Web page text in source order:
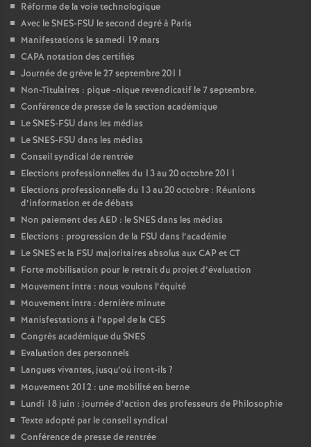
Réforme de la voie technologique
Avec le SNES-FSU le second degré à Paris
Manifestations le samedi 19 mars
CAPA notation des certifiés
Journée de grève le 27 septembre 2011
Non-Titulaires : pique -nique revendicatif le 7 septembre.
Conférence de presse de la section académique
Le SNES-FSU dans les médias
Le SNES-FSU dans les médias
Conseil syndical de rentrée
Elections professionnelles du 13 au 20 octobre 2011
Elections professionnelle du 13 au 20 octobre : Réunions
d’information et de débats
Non paiement des AED : le SNES dans les médias
Elections : progression de la FSU dans l’académie
Le SNES et la FSU majoritaires absolus aux CAP et CT
Forte mobilisation pour le retrait du projet d’évaluation
Mouvement intra : nous voulons l’équité
Mouvement intra : dernière minute
Manisfestations à l’appel de la CES
Congrès académique du SNES
Evaluation des personnels
Langues vivantes, jusqu’où iront-ils ?
Mouvement 2012 : une mobilité en berne
Lundi 18 juin : journée d’action des professeurs de Philosophie
Texte adopté par le conseil syndical
Conférence de presse de rentrée